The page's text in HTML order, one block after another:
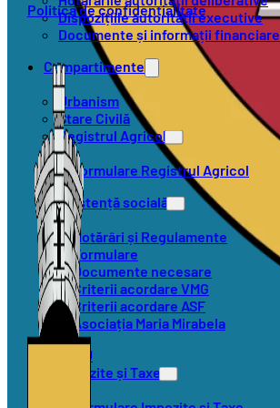
Dispozițiile autorității executive
Documente și informații financiare
Compartimente
Urbanism
Stare Civilă
Registrul Agricol
Formulare Registrul Agricol
Asistență socială
Hotărâri și Regulamente
Formulare
Documente necesare
Criterii acordare VMG
Criterii acordare ASF
Asociația Maria Mirabela
SVSU
Impozite și Taxe
Politica de confidențialitate